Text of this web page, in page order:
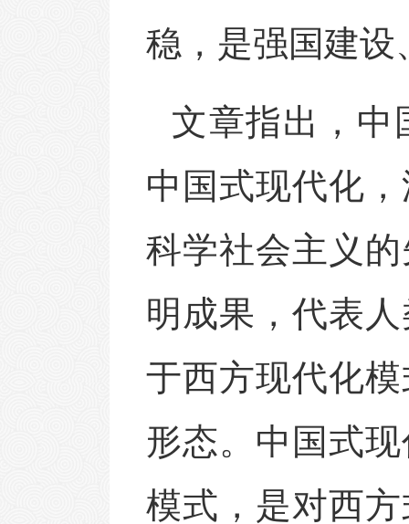
稳，是强国建设
文章指出，中
中国式现代化
科学社会主义
明成果，代表
于西方现代化
形态。中国式
模式，是对西